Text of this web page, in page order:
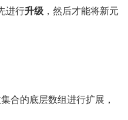
进行升级 ，然后才能将新元
合的底层数组进行扩展，